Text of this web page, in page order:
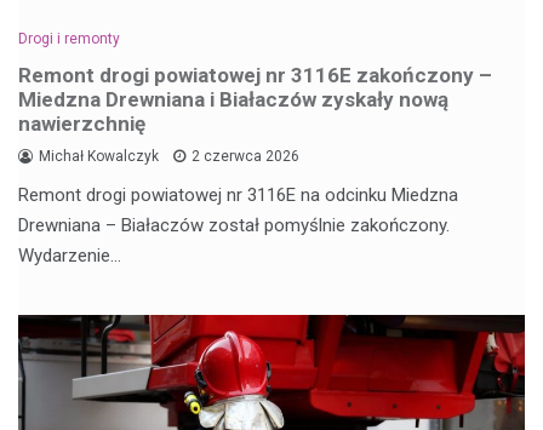
Drogi i remonty
Remont drogi powiatowej nr 3116E zakończony –
Miedzna Drewniana i Białaczów zyskały nową
nawierzchnię
Michał Kowalczyk 2 czerwca 2026
Remont drogi powiatowej nr 3116E na odcinku Miedzna
Drewniana – Białaczów został pomyślnie zakończony.
Wydarzenie…